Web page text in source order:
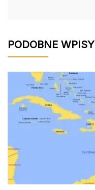
PODOBNE WPISY